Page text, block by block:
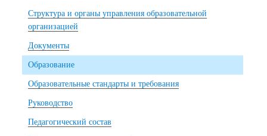
Структура и органы управления образовательной
организацией
Документы
Образование
Образовательные стандарты и требования
Руководство
Педагогический состав